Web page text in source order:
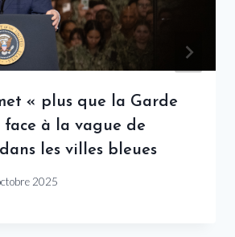
« plus que la Garde
à la vague de
les villes bleues
2025